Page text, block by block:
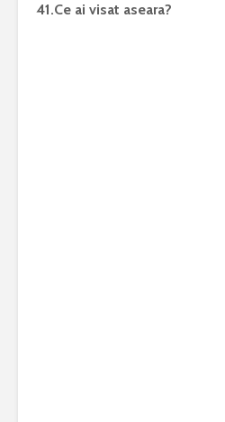
41.Ce ai visat aseara?